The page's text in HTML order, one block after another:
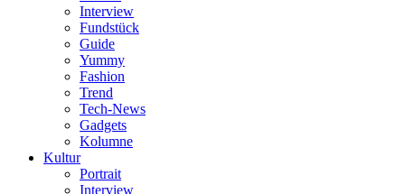
Interview
Fundstück
Guide
Yummy
Fashion
Trend
Tech-News
Gadgets
Kolumne
Kultur
Portrait
Interview